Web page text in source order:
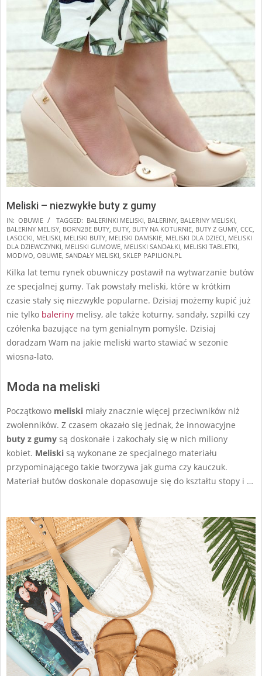
Meliski – niezwykłe buty z gumy
2025-
01-
27
IN: OBUWIE TAGGED: BALERINKI MELISKI BALERINY BALERINY MELISKI
BALERINY MELISY BORN2BE BUTY BUTY BUTY NA KOTURNIE BUTY Z GUMY CCC
LASOCKI MELISKI MELISKI BUTY MELISKI DAMSKIE MELISKI DLA DZIECI MELISKI
DLA DZIEWCZYNKI MELISKI GUMOWE MELISKI SANDAŁKI MELISKI TABLETKI
MODIVO OBUWIE SANDAŁY MELISKI SKLEP PAPILION.PL
Kilka lat temu rynek obuwniczy postawił na wytwarzanie butów
ze specjalnej gumy. Tak powstały meliski, które w krótkim
czasie stały się niezwykle popularne. Dzisiaj możemy kupić już
nie tylko baleriny melisy, ale także koturny, sandały, szpilki czy
czółenka bazujące na tym genialnym pomyśle. Dzisiaj
doradzam Wam na jakie meliski warto stawiać w sezonie
wiosna-lato.
Moda na meliski
Początkowo meliski miały znacznie więcej przeciwników niż
zwolenników. Z czasem okazało się jednak, że innowacyjne
buty z gumy są doskonałe i zakochały się w nich miliony
kobiet. Meliski są wykonane ze specjalnego materiału
przypominającego takie tworzywa jak guma czy kauczuk.
Materiał butów doskonale dopasowuje się do kształtu stopy i …